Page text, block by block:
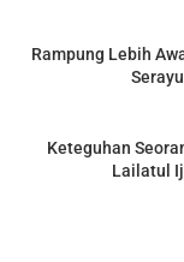
Rampung Lebih
Keteguhan
Lailatul